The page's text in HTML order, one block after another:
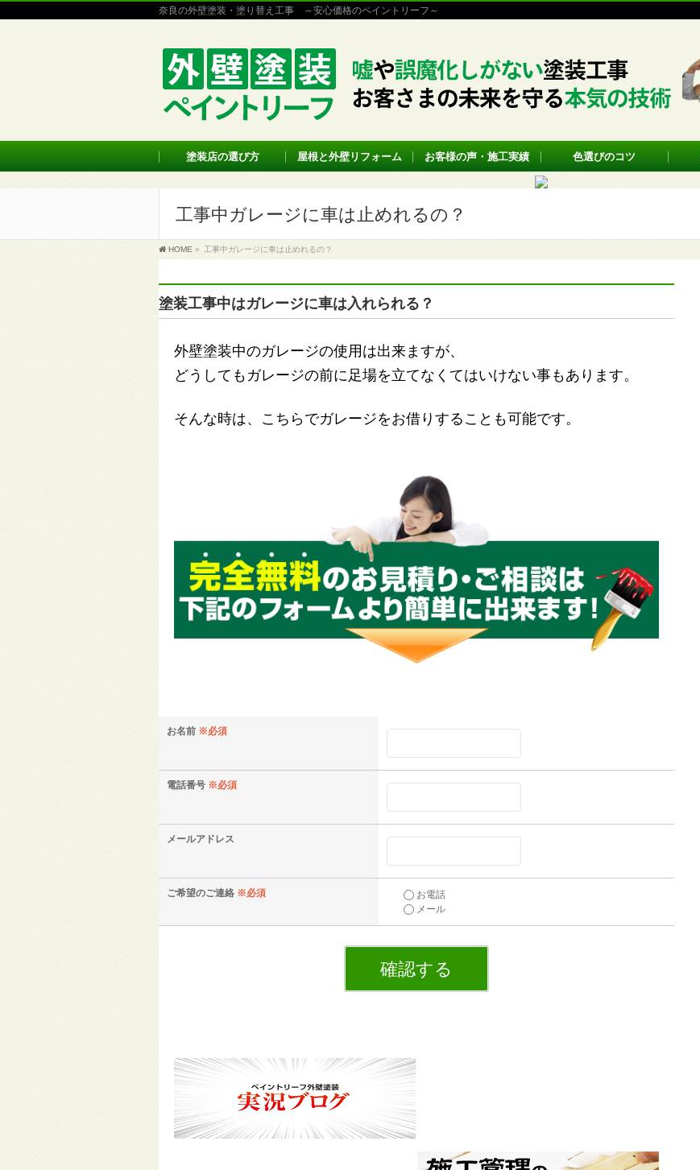
奈良の外壁塗装・塗り替え工事 ～安心価格のペイントリーフ～
塗装店の選び方 屋根と外壁リフォーム お客様の声・施工実績 色選びのコツ
工事中ガレージに車は止めれるの？
HOME » 工事中ガレージに車は止めれるの？
塗装工事中はガレージに車は入れられる？
外壁塗装中のガレージの使用は出来ますが、
どうしてもガレージの前に足場を立てなくてはいけない事もあります。
そんな時は、こちらでガレージをお借りすることも可能です。
お名前 ※必須
電話番号 ※必須
メールアドレス
ご希望のご連絡 ※必須
お電話
メール